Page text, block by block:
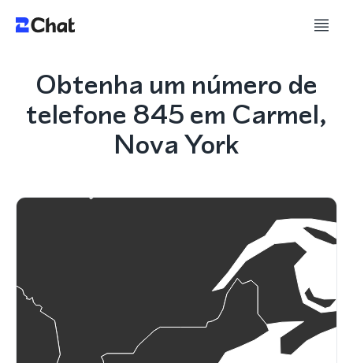
Obtenha um número de
telefone 845 em Carmel,
Nova York